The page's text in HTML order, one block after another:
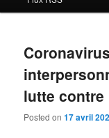
lutte
Posted on17 avril